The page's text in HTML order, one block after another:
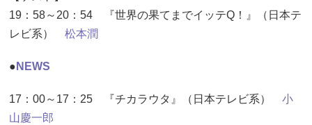
19：58～20：54 『世界の果てまでイッテQ！』（日本テ
レビ系） 松本潤
● NEWS
17：00～17：25 『チカラウタ』（日本テレビ系） 小
山慶一郎